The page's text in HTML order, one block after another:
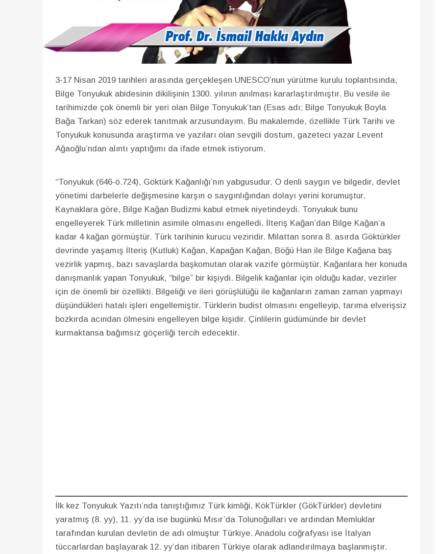
3-17 Nisan 2019 tarihleri arasında gerçekleşen UNESCO’nun yürütme kurulu toplantısında,
Bilge Tonyukuk abidesinin dikilişinin 1300. yılının anılması kararlaştırılmıştır. Bu vesile ile
tarihimizde çok önemli bir yeri olan Bilge Tonyukuk’tan (Esas adı; Bilge Tonyukuk Boyla
Bağa Tarkan) söz ederek tanıtmak arzusundayım. Bu makalemde, özellikle Türk Tarihi ve
Tonyukuk konusunda araştırma ve yazıları olan sevgili dostum, gazeteci yazar Levent
Ağaoğlu’ndan alıntı yaptığımı da ifade etmek istiyorum.
“Tonyukuk (646-ö.724), Göktürk Kağanlığı’nın yabgusudur. O denli saygın ve bilgedir, devlet
yönetimi darbelerle değişmesine karşın o saygınlığından dolayı yerini korumuştur.
Kaynaklara göre, Bilge Kağan Budizmi kabul etmek niyetindeydi. Tonyukuk bunu
engelleyerek Türk milletinin asimile olmasını engelledi. İlteriş Kağan’dan Bilge Kağan’a
kadar 4 kağan görmüştür. Türk tarihinin kurucu veziridir. Milattan sonra 8. asırda Göktürkler
devrinde yaşamış İlteriş (Kutluk) Kağan, Kapağan Kağan, Böğü Han ile Bilge Kağana baş
vezirlik yapmış, bazı savaşlarda başkomutan olarak vazife görmüştür. Kağanlara her konuda
danışmanlık yapan Tonyukuk, “bilge” bir kişiydi. Bilgelik kağanlar için olduğu kadar, vezirler
için de önemli bir özellikti. Bilgeliği ve ileri görüşlülüğü ile kağanların zaman zaman yapmayı
düşündükleri hatalı işleri engellemiştir. Türklerin budist olmasını engelleyip, tarıma elverişsiz
bozkırda acından ölmesini engelleyen bilge kişidir. Çinlilerin güdümünde bir devlet
kurmaktansa bağımsız göçerliği tercih edecektir.
İlk kez Tonyukuk Yazıtı’nda tanıştığımız Türk kimliği, KökTürkler (GökTürkler) devletini
yaratmış (8. yy), 11. yy’da ise bugünkü Mısır’da Tolunoğulları ve ardından Memluklar
tarafından kurulan devletin de adı olmuştur Türkiye. Anadolu coğrafyası ise İtalyan
tüccarlardan başlayarak 12. yy’dan itibaren Türkiye olarak adlandırılmaya başlanmıştır.